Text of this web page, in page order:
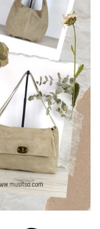
να σπάσουν
να περάσει μέσα από τις
ήχο που ισορροπεί
στίχο και την
δημιουργούν
τις εσωτερικές μάχες
Αντώνης –
– Κιθάρα, Νικολάου
– Τύμπανα.